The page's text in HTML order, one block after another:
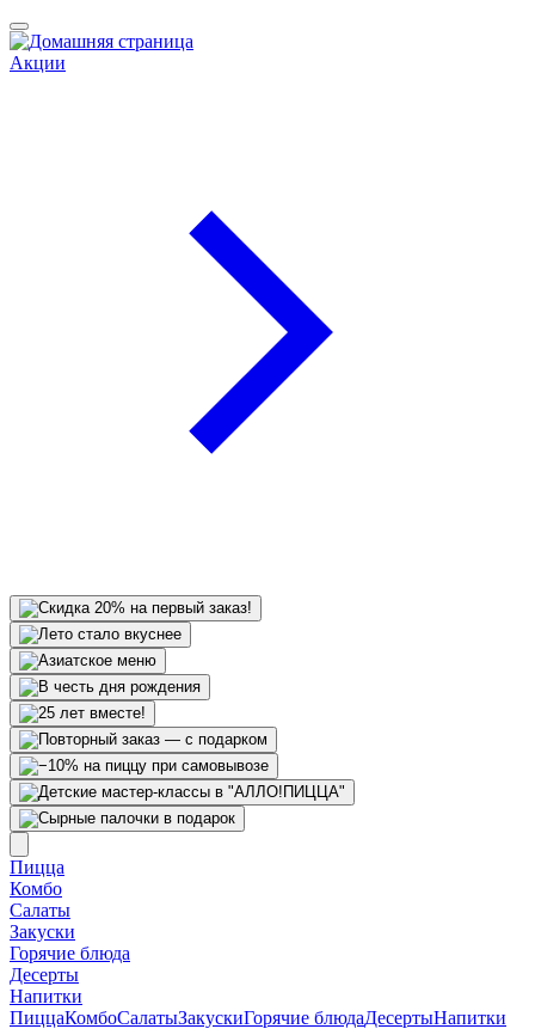
Акции
Пицца
Комбо
Салаты
Закуски
Горячие блюда
Десерты
Напитки
ПиццаКомбоСалатыЗакускиГорячие блюдаДесертыНапитки